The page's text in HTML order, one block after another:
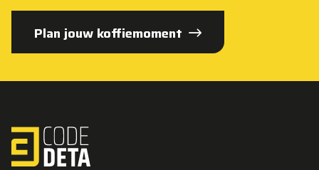
Plan jouw koffiemoment